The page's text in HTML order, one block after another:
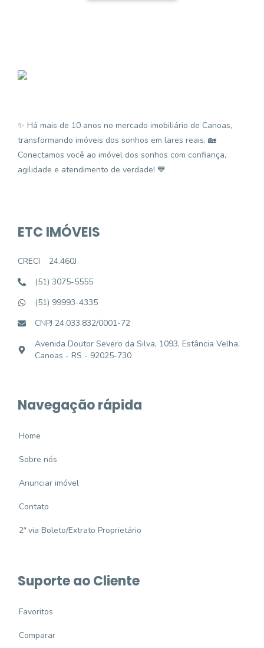
✨ Há mais de 10 anos no mercado imobiliário de Canoas,
transformando imóveis dos sonhos em lares reais. 🏡
Conectamos você ao imóvel dos sonhos com confiança,
agilidade e atendimento de verdade! 💙
ETC IMÓVEIS
CRECI
24.460J
(51) 3075-5555
(51) 99993-4335
CNPJ 24.033.832/0001-72
Avenida Doutor Severo da Silva, 1093, Estância Velha,
Canoas - RS - 92025-730
Navegação rápida
Home
Sobre nós
Anunciar imóvel
Contato
2ª via Boleto/Extrato Proprietário
Suporte ao Cliente
Favoritos
Comparar